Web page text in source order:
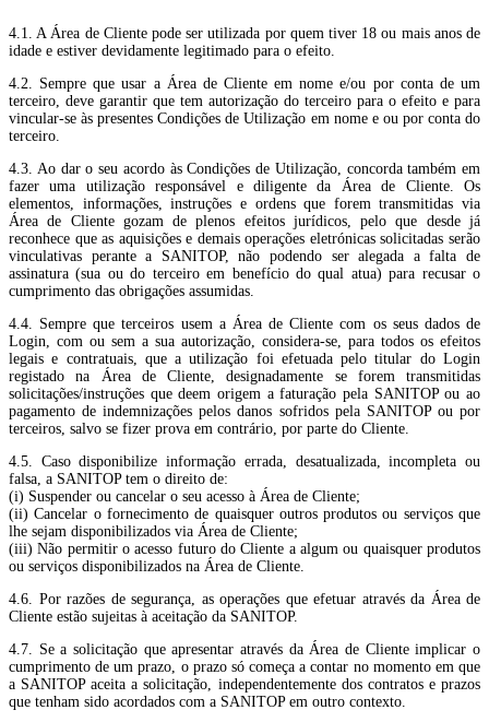
4.1. A Área de Cliente pode ser utilizada por quem tiver 18 ou mais anos de
idade e estiver devidamente legitimado para o efeito.
4.2. Sempre que usar a Área de Cliente em nome e/ou por conta de um
terceiro, deve garantir que tem autorização do terceiro para o efeito e para
vincular-se às presentes Condições de Utilização em nome e ou por conta do
terceiro.
4.3. Ao dar o seu acordo às Condições de Utilização, concorda também em
fazer uma utilização responsável e diligente da Área de Cliente. Os
elementos, informações, instruções e ordens que forem transmitidas via
Área de Cliente gozam de plenos efeitos jurídicos, pelo que desde já
reconhece que as aquisições e demais operações eletrónicas solicitadas serão
vinculativas perante a SANITOP, não podendo ser alegada a falta de
assinatura (sua ou do terceiro em benefício do qual atua) para recusar o
cumprimento das obrigações assumidas.
4.4. Sempre que terceiros usem a Área de Cliente com os seus dados de
Login, com ou sem a sua autorização, considera-se, para todos os efeitos
legais e contratuais, que a utilização foi efetuada pelo titular do Login
registado na Área de Cliente, designadamente se forem transmitidas
solicitações/instruções que deem origem a faturação pela SANITOP ou ao
pagamento de indemnizações pelos danos sofridos pela SANITOP ou por
terceiros, salvo se fizer prova em contrário, por parte do Cliente.
4.5. Caso disponibilize informação errada, desatualizada, incompleta ou
falsa, a SANITOP tem o direito de:
(i) Suspender ou cancelar o seu acesso à Área de Cliente;
(ii) Cancelar o fornecimento de quaisquer outros produtos ou serviços que
lhe sejam disponibilizados via Área de Cliente;
(iii) Não permitir o acesso futuro do Cliente a algum ou quaisquer produtos
ou serviços disponibilizados na Área de Cliente.
4.6. Por razões de segurança, as operações que efetuar através da Área de
Cliente estão sujeitas à aceitação da SANITOP.
4.7. Se a solicitação que apresentar através da Área de Cliente implicar o
cumprimento de um prazo, o prazo só começa a contar no momento em que
a SANITOP aceita a solicitação, independentemente dos contratos e prazos
que tenham sido acordados com a SANITOP em outro contexto.